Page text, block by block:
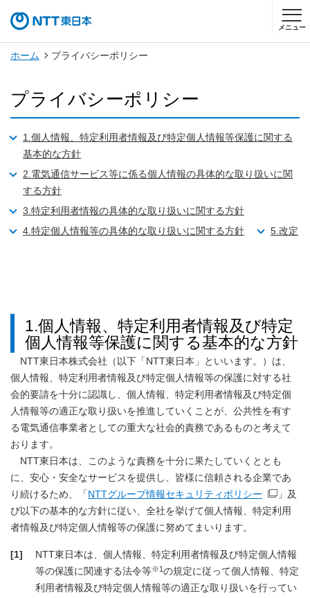
メニュー
ホーム プライバシーポリシー
プライバシーポリシー
1.個人情報、特定利用者情報及び特定個人情報等保護に関する
基本的な方針
2.電気通信サービス等に係る個人情報の具体的な取り扱いに関
する方針
3.特定利用者情報の具体的な取り扱いに関する方針
4.特定個人情報等の具体的な取り扱いに関する方針
5.改定
1.個人情報、特定利用者情報及び特定
個人情報等保護に関する基本的な方針
NTT東日本株式会社（以下「NTT東日本」といいます。）は、
個人情報、特定利用者情報及び特定個人情報等の保護に対する社
会的要請を十分に認識し、個人情報、特定利用者情報及び特定個
人情報等の適正な取り扱いを推進していくことが、公共性を有す
る電気通信事業者としての重大な社会的責務であるものと考えて
おります。
NTT東日本は、このような責務を十分に果たしていくととも
に、安心・安全なサービスを提供し、皆様に信頼される企業であ
り続けるため、「NTTグループ情報セキュリティポリシー
」及
び以下の基本的な方針に従い、全社を挙げて個人情報、特定利用
者情報及び特定個人情報等の保護に努めてまいります。
[1]
NTT東日本は、個人情報、特定利用者情報及び特定個人情報
等の保護に関連する法令等※1の規定に従って個人情報、特定
利用者情報及び特定個人情報等の適正な取り扱いを行ってい